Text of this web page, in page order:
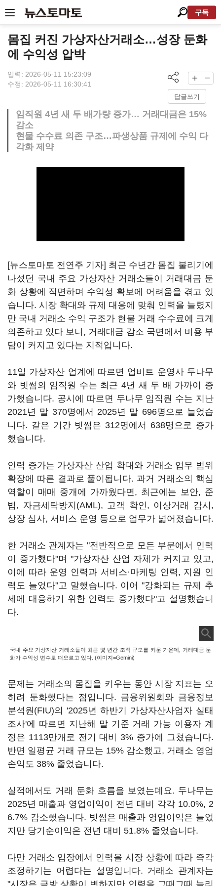
구독
몸집 커진 가상자산거래소…성장 둔화
에 수익성 압박
입력: 2026-05-11 15:23:09
수정: 2026-05-11 16:30:41
답글쓰기
임직원 4년 새 두 배가량 증가… 거래대금은 15%
감소
현물 수수료 의존 구조…파생상품 규제에 수익 다
각화 제약
[뉴스토마토 전연주 기자] 최근 수년간 몸집 불리기에
나섰던 국내 주요 가상자산 거래소들이 거래대금 둔
화 상황에 직면하며 수익성 확보에 어려움을 겪고 있
습니다. 시장 확대와 규제 대응에 맞춰 인력을 늘렸지
만 국내 거래소 수익 구조가 현물 거래 수수료에 크게
의존하고 있다 보니, 거래대금 감소 국면에서 비용 부
담이 커지고 있다는 지적입니다.
11일 가상자산 업계에 따르면 업비트 운영사 두나무
와 빗썸의 임직원 수는 최근 4년 새 두 배 가까이 증
가했습니다. 공시에 따르면 두나무 임직원 수는 지난
2021년 말 370명에서 2025년 말 696명으로 늘었습
니다. 같은 기간 빗썸은 312명에서 638명으로 증가
했습니다.
인력 증가는 가상자산 산업 확대와 거래소 업무 범위
확장에 따른 결과로 풀이됩니다. 과거 거래소의 핵심
역할이 매매 중개에 가까웠다면, 최근에는 보안, 준
법, 자금세탁방지(AML), 고객 확인, 이상거래 감시,
상장 심사, 서비스 운영 등으로 업무가 넓어졌습니다.
한 거래소 관계자는 "전반적으로 모든 부문에서 인력
이 증가했다"며 "가상자산 산업 자체가 커지고 있고,
이에 따라 운영 인력과 서비스·마케팅 인력, 지원 인
력도 늘었다"고 말했습니다. 이어 "강화되는 규제 추
세에 대응하기 위한 인력도 증가했다"고 설명했습니
다.
국내 주요 가상자산 거래소들이 최근 몇 년간 조직 규모를 키운 가운데, 거래대금 둔
화가 수익성 변수로 떠오르고 있다. (이미지=Gemini)
문제는 거래소의 몸집을 키우는 동안 시장 지표는 오
히려 둔화했다는 점입니다. 금융위원회와 금융정보
분석원(FIU)의 '2025년 하반기 가상자산사업자 실태
조사'에 따르면 지난해 말 기준 거래 가능 이용자 계
정은 1113만개로 전기 대비 3% 증가에 그쳤습니다.
반면 일평균 거래 규모는 15% 감소했고, 거래소 영업
손익도 38% 줄었습니다.
실적에서도 거래 둔화 흐름을 보였는데요. 두나무는
2025년 매출과 영업이익이 전년 대비 각각 10.0%, 2
6.7% 감소했습니다. 빗썸은 매출과 영업이익은 늘었
지만 당기순이익은 전년 대비 51.8% 줄었습니다.
다만 거래소 입장에서 인력을 시장 상황에 따라 즉각
조정하기는 어렵다는 설명입니다. 거래소 관계자는
"시장은 금방 상황이 변하지만 인력을 그때그때 늘리